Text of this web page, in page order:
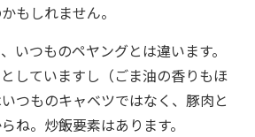
もしれません。
いつものペヤングとは違います。
していますし（ごま油の香りもほ
つものキャベツではなく、豚肉と
ね。炒飯要素はあります。